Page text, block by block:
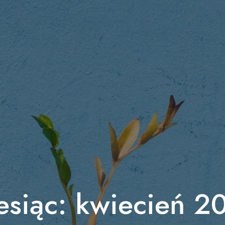
kwiecień